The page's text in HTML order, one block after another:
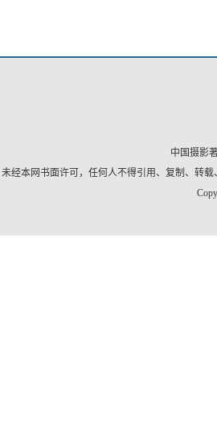
中国摄影
未经本网书面许可，任何人不得引用、复制、转